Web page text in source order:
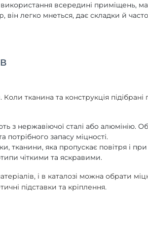
всередині приміщень,
легко мнеться, дає складки й
тканина та конструкція
з нержавіючої сталі або алюмінію.
запасу міцності.
тканини, яка пропускає повітря і
чіткими та яскравими.
і в каталозі можна обрати
підставки та кріплення.